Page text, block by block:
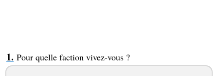
Pour quelle faction vivez-vous ?